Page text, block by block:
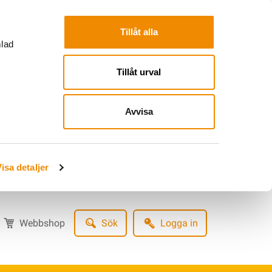
detaljer
Tillåt alla
Tillåt urval
Avvisa
Webbshop Sök Logga in